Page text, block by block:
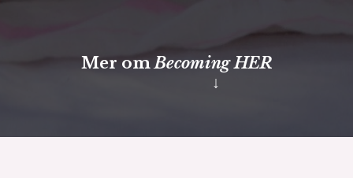
Mer omBecoming HER
↓